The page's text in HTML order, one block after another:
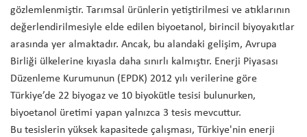
gözlemlenmiştir. Tarımsal ürünlerin yetiştirilmesi ve atıklarının
değerlendirilmesiyle elde edilen biyoetanol, birincil biyoyakıtlar
arasında yer almaktadır. Ancak, bu alandaki gelişim, Avrupa
Birliği ülkelerine kıyasla daha sınırlı kalmıştır. Enerji Piyasası
Düzenleme Kurumunun (EPDK) 2012 yılı verilerine göre
Türkiye’de 22 biyogaz ve 10 biyokütle tesisi bulunurken,
biyoetanol üretimi yapan yalnızca 3 tesis mevcuttur.
Bu tesislerin yüksek kapasitede çalışması, Türkiye'nin enerji